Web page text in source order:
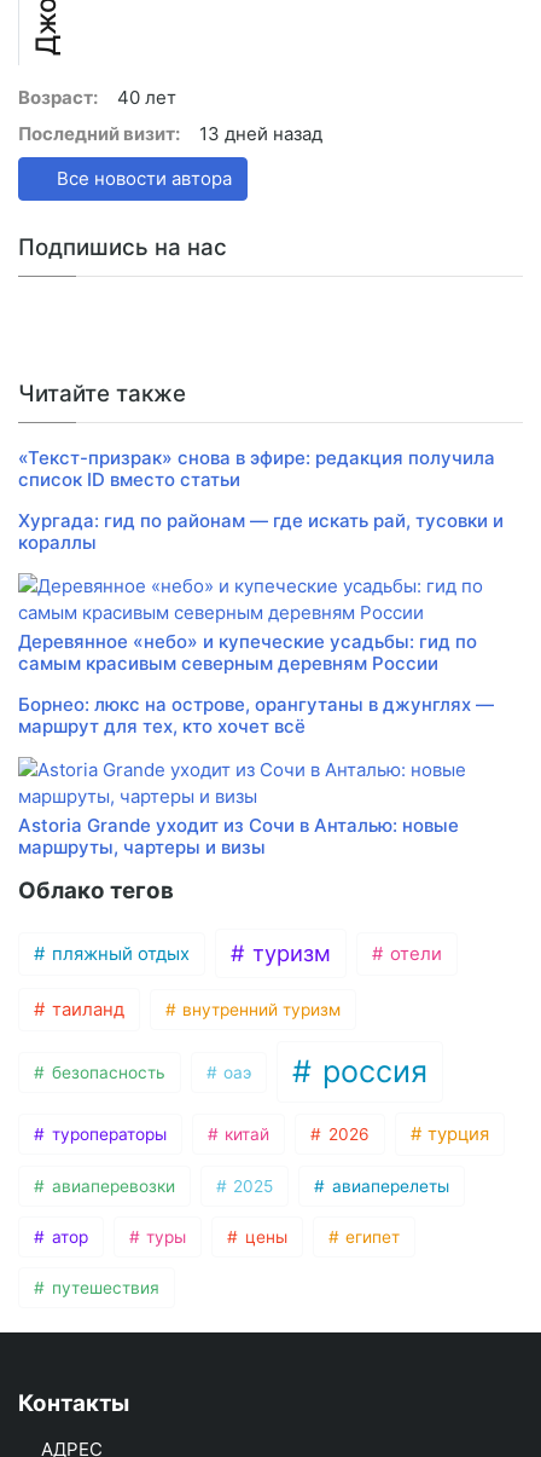
Возраст:
40 лет
Последний визит:
13 дней назад
Все новости автора
Подпишись на нас
Читайте также
«Текст-призрак» снова в эфире: редакция получила
список ID вместо статьи
Хургада: гид по районам — где искать рай, тусовки и
кораллы
Деревянное «небо» и купеческие усадьбы: гид по
самым красивым северным деревням России
Борнео: люкс на острове, орангутаны в джунглях —
маршрут для тех, кто хочет всё
Astoria Grande уходит из Сочи в Анталью: новые
маршруты, чартеры и визы
Облако тегов
пляжный отдых туризм отели
таиланд внутренний туризм
безопасность оаэ россия
туроператоры китай 2026 турция
авиаперевозки 2025 авиаперелеты
атор туры цены египет
путешествия
Контакты
АДРЕС